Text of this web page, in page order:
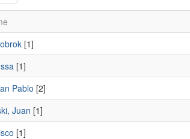
[1]
[1]
Pablo [2]
Juan [1]
[1]